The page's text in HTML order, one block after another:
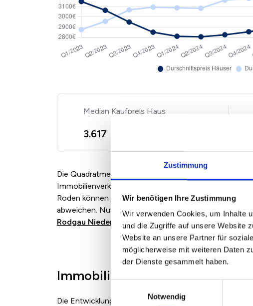
Zustimmung
Wir benötigen Ihre Zustimmung
Wir verwenden Cookies, um Inhalte
und die Zugriffe auf unsere Website
Website an unsere Partner für
möglicherweise mit weiteren Daten
der Dienste gesammelt haben.
Notwendig
Kaufpreis Haus
3.617 €/m
Die Quadratmeterpreise für Eigentumswohnungen
Immobilienverkäufern und Maklern angebotenen
Roden können je nach Marktlage, Zustand und
abweichen. Nutzen Sie für eine individuelle Bewertung
Rodgau Nieder-Roden .
Immobilienpreise in Rodgau
Die Entwicklung der Immobilienpreise zwischen 2022